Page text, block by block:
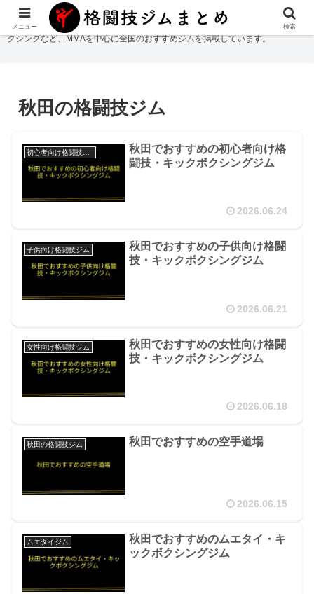
格闘技ジムまとめ
では総合格闘技・柔術・レスリング・キックボクシング・ボ
クシングなど、MMAを中心に全国のおすすめジムを掲載しています。
秋田の格闘技ジム
秋田でおすすめの初心者向け格
闘技・キックボクシングジム
2026.06.24
子供向け格闘技ジム
秋田でおすすめの子供向け格闘
技・キックボクシングジム
2026.06.21
女性向け格闘技ジム
秋田でおすすめの女性向け格闘
技・キックボクシングジム
2026.06.18
秋田の格闘技ジム 秋田でおすすめの空手道場
2026.06.15
ムエタイジム
秋田でおすすめのムエタイ・キ
ックボクシングジム
メニュー 検索